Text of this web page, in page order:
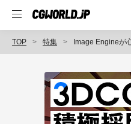
TOP 特集 Image Engineが心血を注いだ、映